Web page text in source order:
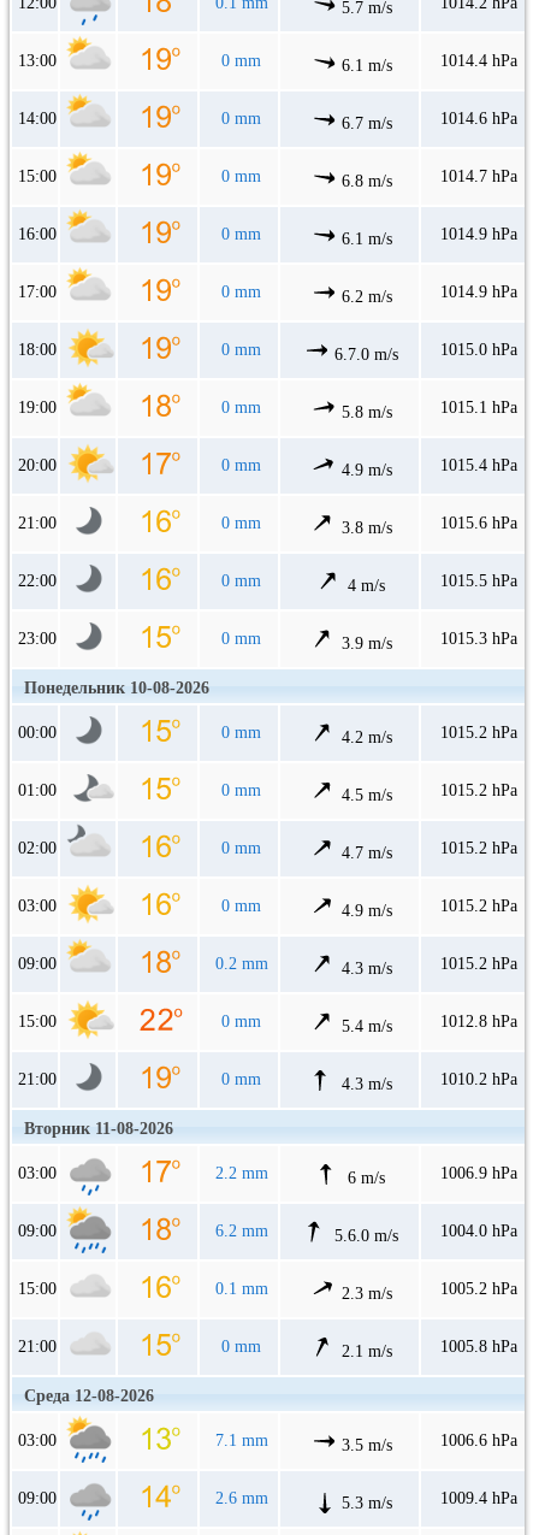
5.7 m/s
13:00 0 mm 6.1 m/s 1014.4 hPa
14:00 0 mm 6.7 m/s 1014.6 hPa
15:00 0 mm 6.8 m/s 1014.7 hPa
16:00 0 mm 6.1 m/s 1014.9 hPa
17:00 0 mm 6.2 m/s 1014.9 hPa
18:00 0 mm 6.7.0 m/s 1015.0 hPa
19:00 0 mm 5.8 m/s 1015.1 hPa
20:00 0 mm 4.9 m/s 1015.4 hPa
21:00 0 mm 3.8 m/s 1015.6 hPa
22:00 0 mm 4 m/s 1015.5 hPa
23:00 0 mm 3.9 m/s 1015.3 hPa
Понедельник 10-08-2026
00:00 0 mm 4.2 m/s 1015.2 hPa
01:00 0 mm 4.5 m/s 1015.2 hPa
02:00 0 mm 4.7 m/s 1015.2 hPa
03:00 0 mm 4.9 m/s 1015.2 hPa
09:00 0.2 mm 4.3 m/s 1015.2 hPa
15:00 0 mm 5.4 m/s 1012.8 hPa
21:00 0 mm 4.3 m/s 1010.2 hPa
Вторник 11-08-2026
03:00 2.2 mm 6 m/s 1006.9 hPa
09:00 6.2 mm 5.6.0 m/s 1004.0 hPa
15:00 0.1 mm 2.3 m/s 1005.2 hPa
21:00 0 mm 2.1 m/s 1005.8 hPa
Среда 12-08-2026
03:00 7.1 mm 3.5 m/s 1006.6 hPa
09:00 2.6 mm 5.3 m/s 1009.4 hPa